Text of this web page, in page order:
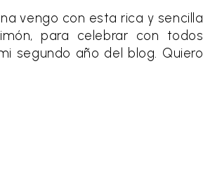
vengo con esta rica y sencilla
para celebrar con todos
segundo año del blog. Quiero